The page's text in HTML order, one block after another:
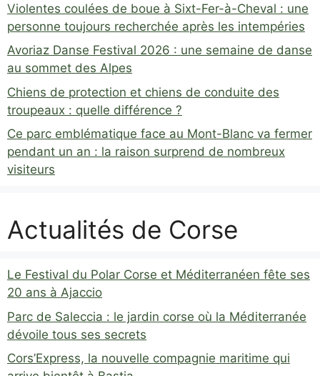
Violentes coulées de boue à Sixt-Fer-à-Cheval : une
personne toujours recherchée après les intempéries
Avoriaz Danse Festival 2026 : une semaine de danse
au sommet des Alpes
Chiens de protection et chiens de conduite des
troupeaux : quelle différence ?
Ce parc emblématique face au Mont-Blanc va fermer
pendant un an : la raison surprend de nombreux
visiteurs
Actualités de Corse
Le Festival du Polar Corse et Méditerranéen fête ses
20 ans à Ajaccio
Parc de Saleccia : le jardin corse où la Méditerranée
dévoile tous ses secrets
Cors’Express, la nouvelle compagnie maritime qui